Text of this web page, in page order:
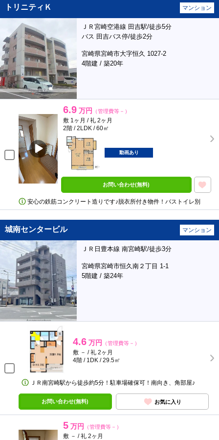
トリニティＫ マンション
ＪＲ宮崎空港線 田吉駅/徒歩5分
バス 田吉バス停/徒歩2分
宮崎県宮崎市大字恒久 1027-2
4階建 / 築20年
6.9 万円 （管理費等－）
敷 1ヶ月 / 礼 2ヶ月
2階 / 2LDK / 60㎡
動画あり
お問い合わせ(無料)
安心の鉄筋コンクリート造りです♪脱衣所付き物件！バストイレ別
城南センタービル マンション
ＪＲ日豊本線 南宮崎駅/徒歩3分
宮崎県宮崎市恒久南２丁目 1-1
5階建 / 築24年
4.6 万円 （管理費等－）
敷 － / 礼 2ヶ月
4階 / 1DK / 29.5㎡
ＪＲ南宮崎駅から徒歩約5分！駐車場確保可！南向き、角部屋♪
お問い合わせ(無料) お気に入り
5 万円 （管理費等－）
敷 － / 礼 2ヶ月